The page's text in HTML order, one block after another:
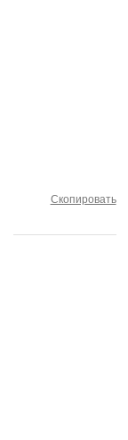
Скопировать